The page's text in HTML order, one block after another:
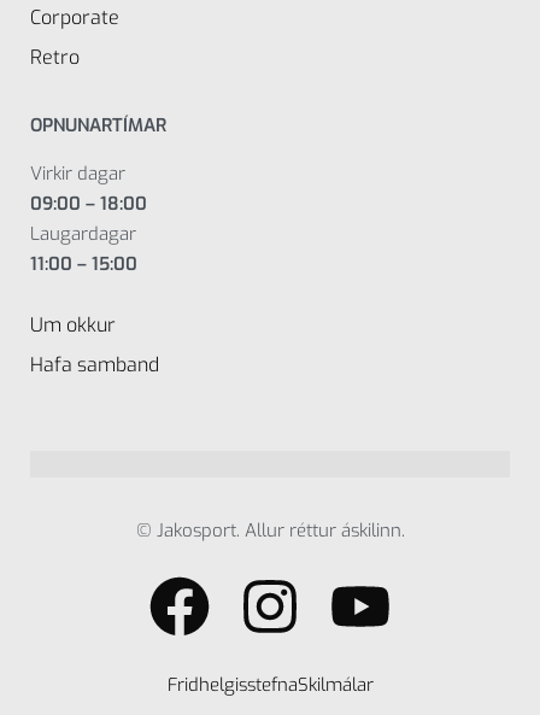
Corporate
Retro
OPNUNARTÍMAR
Virkir dagar
09:00 – 18:00
Laugardagar
11:00 – 15:00
Um okkur
Hafa samband
© Jakosport. Allur réttur áskilinn.
FridhelgisstefnaSkilmálar